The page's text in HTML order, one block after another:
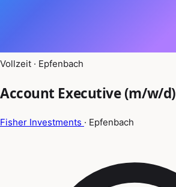
Vollzeit · Epfenbach
Account Executive (m/w/d)
Fisher Investments · Epfenbach